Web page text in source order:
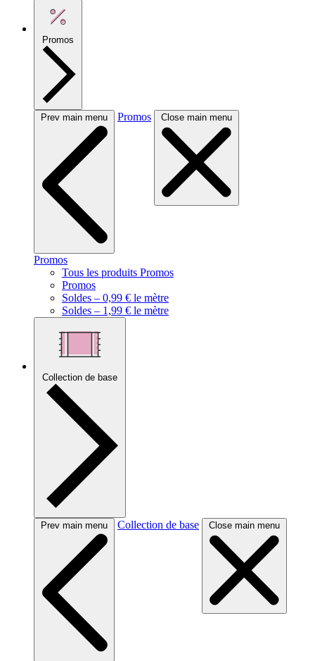
Promos
Prev main menu Promos Close main menu
Promos
Tous les produits Promos
Promos
Soldes – 0,99 € le mètre
Soldes – 1,99 € le mètre
Collection de base
Prev main menu Collection de base Close main menu